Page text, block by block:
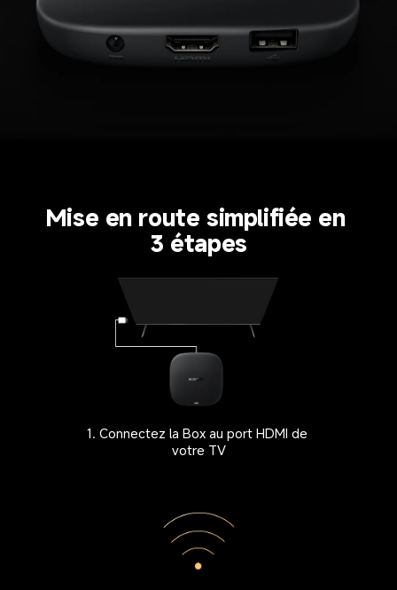
Mise en route simplifiée en
3 étapes
1. Connectez la Box au port HDMI de
votre TV